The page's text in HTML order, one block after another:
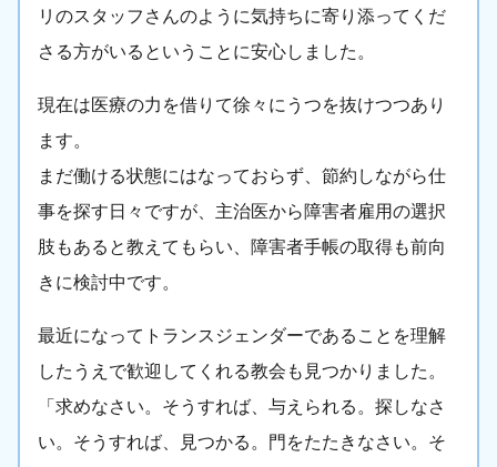
リのスタッフさんのように気持ちに寄り添ってくだ
さる方がいるということに安心しました。
現在は医療の力を借りて徐々にうつを抜けつつあり
ます。
まだ働ける状態にはなっておらず、節約しながら仕
事を探す日々ですが、主治医から障害者雇用の選択
肢もあると教えてもらい、障害者手帳の取得も前向
きに検討中です。
最近になってトランスジェンダーであることを理解
したうえで歓迎してくれる教会も見つかりました。
「求めなさい。そうすれば、与えられる。探しなさ
い。そうすれば、見つかる。門をたたきなさい。そ